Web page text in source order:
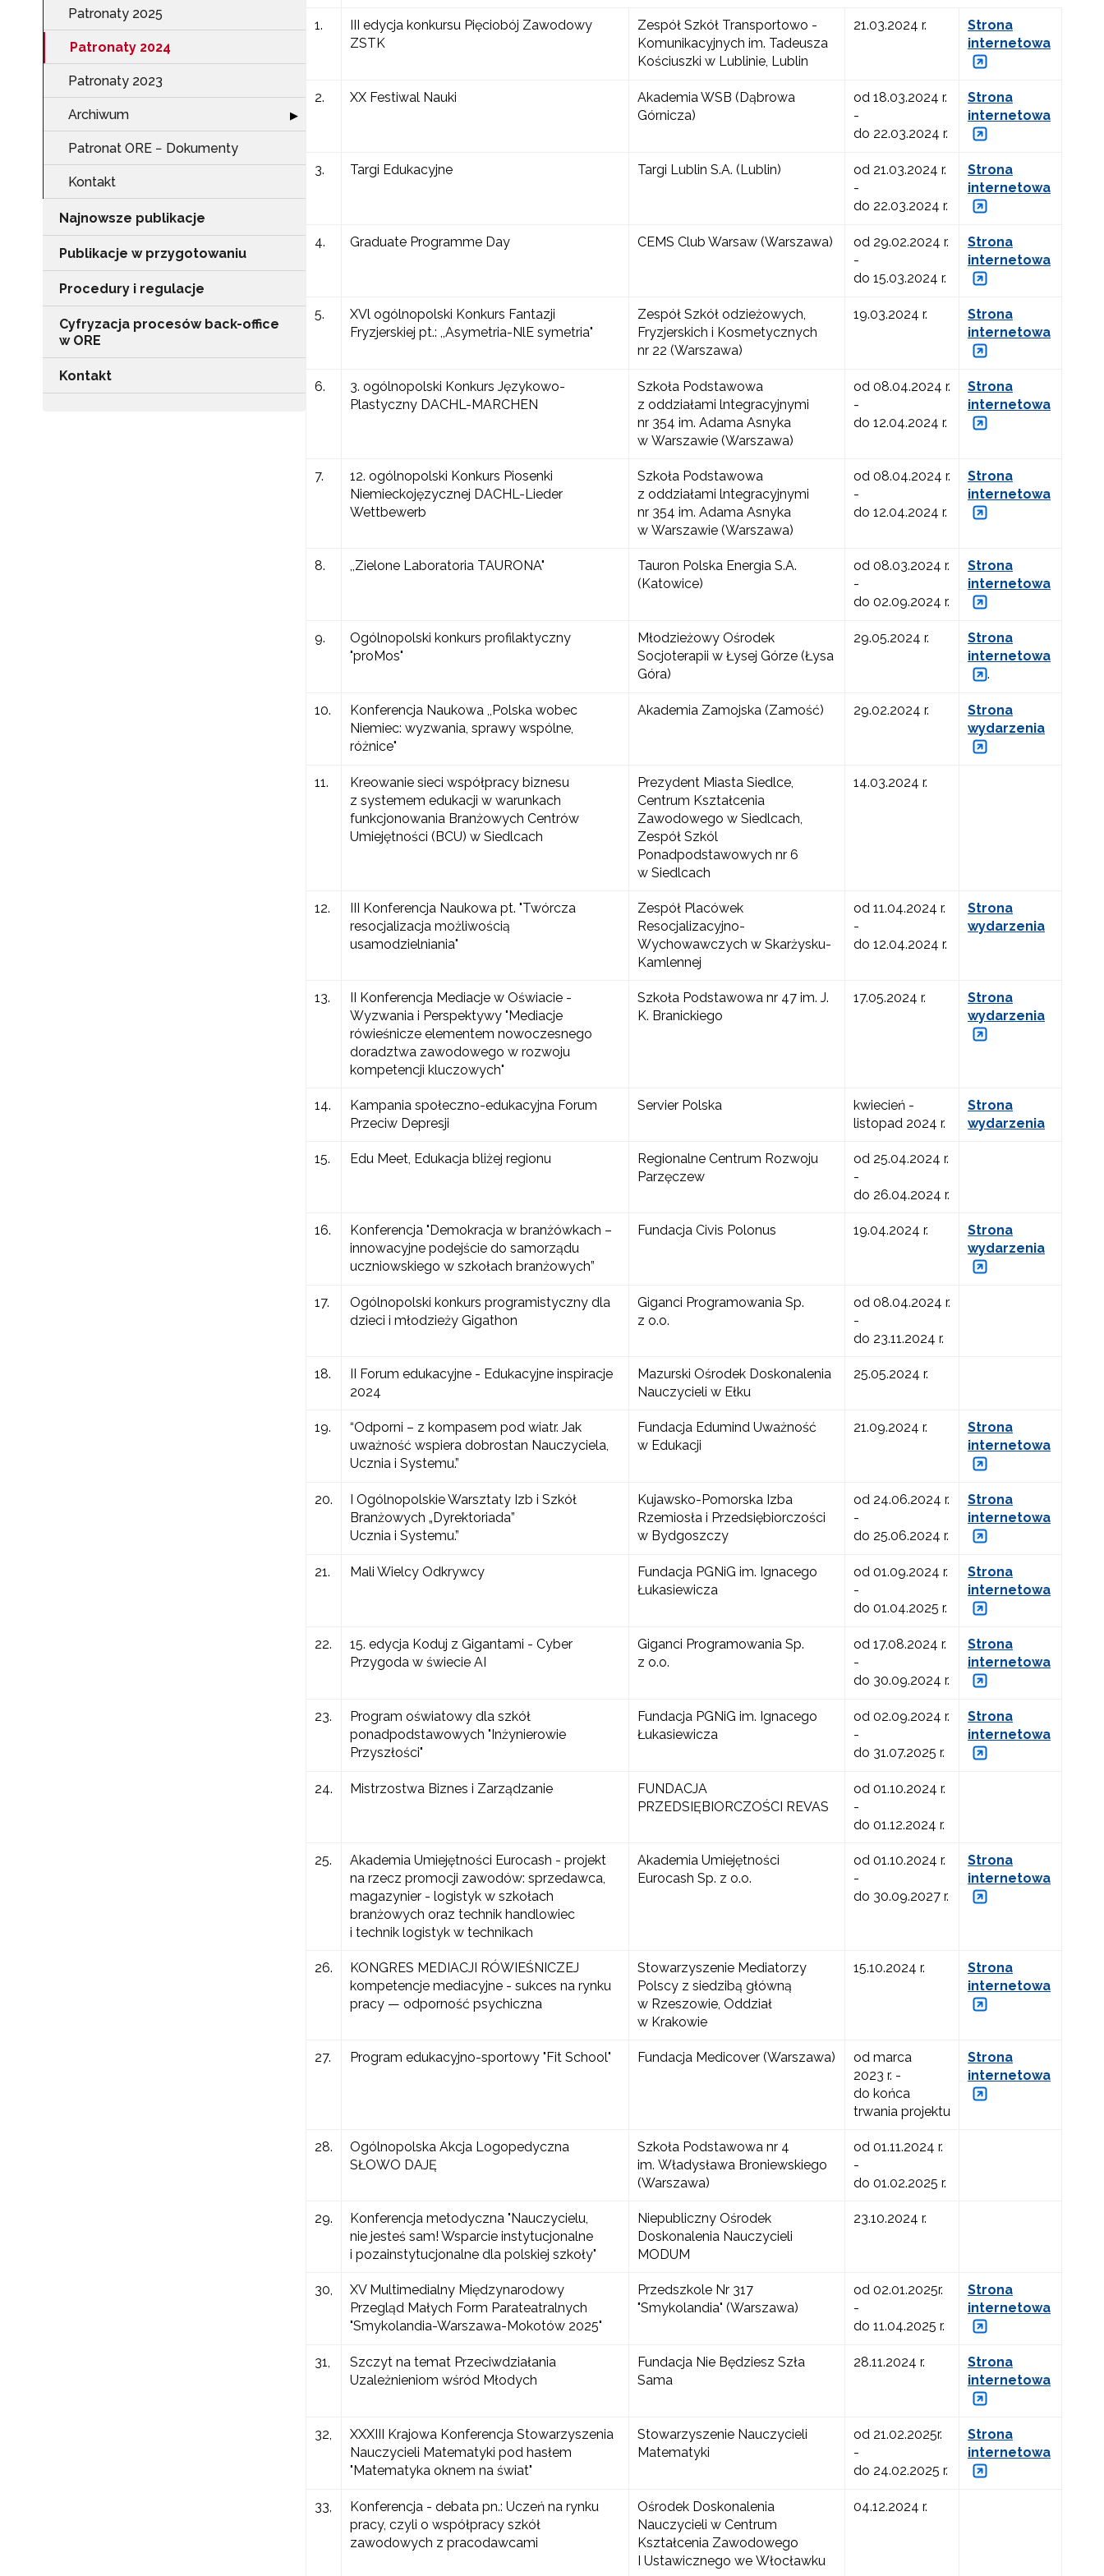
Patronaty 2025
Patronaty 2024
Patronaty 2023
Archiwum Rozwiń sekcję "Archiwum"
▶
Patronat ORE − Dokumenty
Kontakt
Najnowsze publikacje
Publikacje w przygotowaniu
Procedury i regulacje
Cyfryzacja procesów back-office
w ORE
Kontakt
1.
III edycja konkursu Pięciobój Zawodowy
ZSTK
Zespół Szkół Transportowo -
Komunikacyjnych im. Tadeusza
Kościuszki w Lublinie, Lublin
21.03.2024 r.
Strona
internetowa
2. XX Festiwal Nauki
Akademia WSB (Dąbrowa
Górnicza)
od 18.03.2024 r.
-
do 22.03.2024 r.
Strona
internetowa
3. Targi Edukacyjne Targi Lublin S.A. (Lublin)
od 21.03.2024 r.
-
do 22.03.2024 r.
Strona
internetowa
4. Graduate Programme Day CEMS Club Warsaw (Warszawa)
od 29.02.2024 r.
-
do 15.03.2024 r.
Strona
internetowa
5.
XVl ogólnopolski Konkurs Fantazji
Fryzjerskiej pt.: ,,Asymetria-NlE symetria"
Zespół Szkół odzieżowych,
Fryzjerskich i Kosmetycznych
nr 22 (Warszawa)
19.03.2024 r.
Strona
internetowa
6.
3. ogólnopolski Konkurs Językowo-
Plastyczny DACHL-MARCHEN
Szkoła Podstawowa
z oddziałami lntegracyjnymi
nr 354 im. Adama Asnyka
w Warszawie (Warszawa)
od 08.04.2024 r.
-
do 12.04.2024 r.
Strona
internetowa
7.
12. ogólnopolski Konkurs Piosenki
Niemieckojęzycznej DACHL-Lieder
Wettbewerb
Szkoła Podstawowa
z oddziałami lntegracyjnymi
nr 354 im. Adama Asnyka
w Warszawie (Warszawa)
od 08.04.2024 r.
-
do 12.04.2024 r.
Strona
internetowa
8. ,,Zielone Laboratoria TAURONA"
Tauron Polska Energia S.A.
(Katowice)
od 08.03.2024 r.
-
do 02.09.2024 r.
Strona
internetowa
9.
Ogólnopolski konkurs profilaktyczny
"proMos"
Młodzieżowy Ośrodek
Socjoterapii w Łysej Górze (Łysa
Góra)
29.05.2024 r.
Strona
internetowa
.
10.
Konferencja Naukowa ,,Polska wobec
Niemiec: wyzwania, sprawy wspólne,
różnice"
Akademia Zamojska (Zamość) 29.02.2024 r.
Strona
wydarzenia
11.
Kreowanie sieci współpracy biznesu
z systemem edukacji w warunkach
funkcjonowania Branżowych Centrów
Umiejętności (BCU) w Siedlcach
Prezydent Miasta Siedlce,
Centrum Kształcenia
Zawodowego w Siedlcach,
Zespół Szkól
Ponadpodstawowych nr 6
w Siedlcach
14.03.2024 r.
12.
III Konferencja Naukowa pt. "Twórcza
resocjalizacja możliwością
usamodzielniania"
Zespół Placówek
Resocjalizacyjno-
Wychowawczych w Skarżysku-
Kamlennej
od 11.04.2024 r.
-
do 12.04.2024 r.
Strona
wydarzenia
13.
II Konferencja Mediacje w Oświacie -
Wyzwania i Perspektywy "Mediacje
rówieśnicze elementem nowoczesnego
doradztwa zawodowego w rozwoju
kompetencji kluczowych"
Szkoła Podstawowa nr 47 im. J.
K. Branickiego
17.05.2024 r.
Strona
wydarzenia
14.
Kampania społeczno-edukacyjna Forum
Przeciw Depresji
Servier Polska
kwiecień -
listopad 2024 r.
Strona
wydarzenia
15. Edu Meet, Edukacja bliżej regionu
Regionalne Centrum Rozwoju
Parzęczew
od 25.04.2024 r.
-
do 26.04.2024 r.
16.
Konferencja "Demokracja w branżówkach –
innowacyjne podejście do samorządu
uczniowskiego w szkołach branżowych”
Fundacja Civis Polonus 19.04.2024 r.
Strona
wydarzenia
17.
Ogólnopolski konkurs programistyczny dla
dzieci i młodzieży Gigathon
Giganci Programowania Sp.
z o.o.
od 08.04.2024 r.
-
do 23.11.2024 r.
18.
II Forum edukacyjne - Edukacyjne inspiracje
2024
Mazurski Ośrodek Doskonalenia
Nauczycieli w Ełku
25.05.2024 r.
19.
“Odporni – z kompasem pod wiatr. Jak
uważność wspiera dobrostan Nauczyciela,
Ucznia i Systemu.”
Fundacja Edumind Uważność
w Edukacji
21.09.2024 r.
Strona
internetowa
20.
I Ogólnopolskie Warsztaty Izb i Szkół
Branżowych „Dyrektoriada”
Ucznia i Systemu.”
Kujawsko-Pomorska Izba
Rzemiosła i Przedsiębiorczości
w Bydgoszczy
od 24.06.2024 r.
-
do 25.06.2024 r.
Strona
internetowa
21. Mali Wielcy Odkrywcy
Fundacja PGNiG im. Ignacego
Łukasiewicza
od 01.09.2024 r.
-
do 01.04.2025 r.
Strona
internetowa
22.
15. edycja Koduj z Gigantami - Cyber
Przygoda w świecie AI
Giganci Programowania Sp.
z o.o.
od 17.08.2024 r.
-
do 30.09.2024 r.
Strona
internetowa
23.
Program oświatowy dla szkół
ponadpodstawowych "Inżynierowie
Przyszłości"
Fundacja PGNiG im. Ignacego
Łukasiewicza
od 02.09.2024 r.
-
do 31.07.2025 r.
Strona
internetowa
24. Mistrzostwa Biznes i Zarządzanie
FUNDACJA
PRZEDSIĘBIORCZOŚCI REVAS
od 01.10.2024 r.
-
do 01.12.2024 r.
25.
Akademia Umiejętności Eurocash - projekt
na rzecz promocji zawodów: sprzedawca,
magazynier - logistyk w szkołach
branżowych oraz technik handlowiec
i technik logistyk w technikach
Akademia Umiejętności
Eurocash Sp. z o.o.
od 01.10.2024 r.
-
do 30.09.2027 r.
Strona
internetowa
26.
KONGRES MEDIACJI RÓWIEŚNICZEJ
kompetencje mediacyjne - sukces na rynku
pracy — odporność psychiczna
Stowarzyszenie Mediatorzy
Polscy z siedzibą główną
w Rzeszowie, Oddział
w Krakowie
15.10.2024 r.
Strona
internetowa
27. Program edukacyjno-sportowy "Fit School" Fundacja Medicover (Warszawa)
od marca
2023 r. -
do końca
trwania projektu
Strona
internetowa
28.
Ogólnopolska Akcja Logopedyczna
SŁOWO DAJĘ
Szkoła Podstawowa nr 4
im. Władysława Broniewskiego
(Warszawa)
od 01.11.2024 r.
-
do 01.02.2025 r.
29.
Konferencja metodyczna "Nauczycielu,
nie jesteś sam! Wsparcie instytucjonalne
i pozainstytucjonalne dla polskiej szkoły"
Niepubliczny Ośrodek
Doskonalenia Nauczycieli
MODUM
23.10.2024 r.
30,
XV Multimedialny Międzynarodowy
Przegląd Małych Form Parateatralnych
"Smykolandia-Warszawa-Mokotów 2025"
Przedszkole Nr 317
"Smykolandia" (Warszawa)
od 02.01.2025r.
-
do 11.04.2025 r.
Strona
internetowa
31,
Szczyt na temat Przeciwdziałania
Uzależnieniom wśród Młodych
Fundacja Nie Będziesz Szła
Sama
28.11.2024 r.
Strona
internetowa
32,
XXXIII Krajowa Konferencja Stowarzyszenia
Nauczycieli Matematyki pod hasłem
"Matematyka oknem na świat"
Stowarzyszenie Nauczycieli
Matematyki
od 21.02.2025r.
-
do 24.02.2025 r.
Strona
internetowa
33,
Konferencja - debata pn.: Uczeń na rynku
pracy, czyli o współpracy szkół
zawodowych z pracodawcami
Ośrodek Doskonalenia
Nauczycieli w Centrum
Kształcenia Zawodowego
I Ustawicznego we Włocławku
04.12.2024 r.
Newsletter ORE
o szkoleniach i programach.
Adres e-mail:
Wyrażam zgodę na przetwarzanie moich danych osobowych przez ORE w
celach marketingowych.
Zapisuję się